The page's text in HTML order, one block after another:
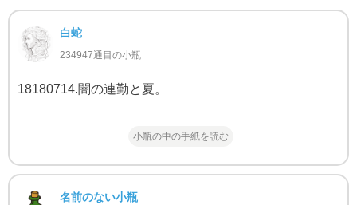
白蛇
234947通目の小瓶
18180714.闇の連勤と夏。
小瓶の中の手紙を読む
名前のない小瓶